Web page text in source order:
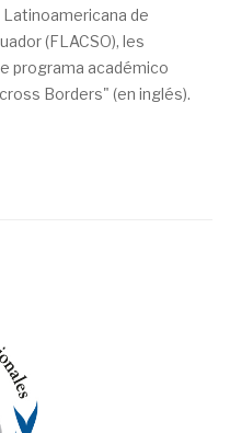
Latinoamericana de
(FLACSO), les
programa académico
Borders" (en inglés).